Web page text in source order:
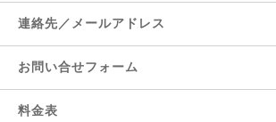
連絡先／メールアドレス
お問い合せフォーム
料金表